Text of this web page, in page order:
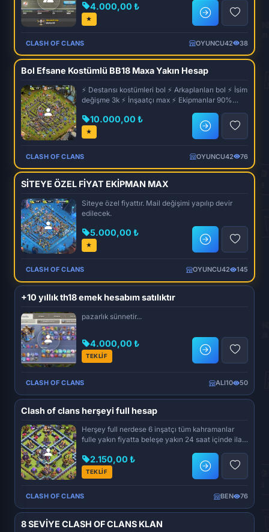
4.000,00 ₺
★
CLASH OF CLANS OYUNCU42 38
Bol Efsane Kostümlü BB18 Maxa Yakın Hesap
⚡ Destansı kostümleri bol ⚡ Arkaplanları bol ⚡ İsim
değişme 3k ⚡ İnşaatçı max ⚡ Ekipmanlar 90%
10.000,00 ₺
★
CLASH OF CLANS OYUNCU42 76
SİTEYE ÖZEL FİYAT EKİPMAN MAX
Siteye özel fiyattır. Mail değişimi yapılıp devir
edilecek.
5.000,00 ₺
★
CLASH OF CLANS OYUNCU42 145
+10 yıllık th18 emek hesabım satılıktır
pazarlık sünnetir...
4.000,00 ₺
TEKLİF
CLASH OF CLANS ALI10 50
Clash of clans herşeyi full hesap
Herşey full nerdese 6 inşatçı tüm kahramanlar
fulle yakın fiyatta beleşe yakın 24 saat içinde ilanı
2.150,00 ₺
TEKLİF
CLASH OF CLANS BEN 76
8 SEVİYE CLASH OF CLANS KLAN